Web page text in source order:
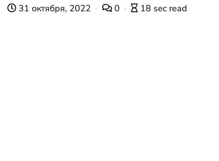
31 октября, 2022 0 18 sec read